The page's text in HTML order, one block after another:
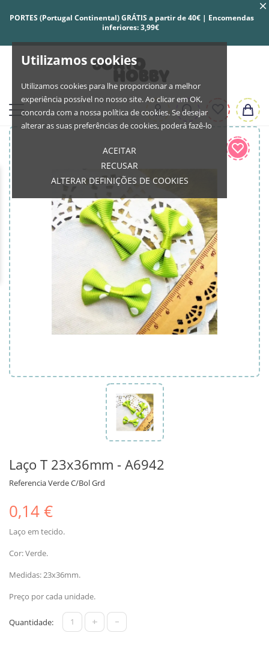
Utilizamos cookies
Utilizamos cookies para lhe proporcionar a melhor
experiência possível no nosso site. Ao clicar em OK,
concorda com a nossa política de cookies. Se desejar
alterar as suas preferências de cookies, poderá fazê-lo
ACEITAR
RECUSAR
ALTERAR DEFINIÇÕES DE COOKIES
PORTES (Portugal Continental) GRÁTIS a partir de 40€ | Encomendas
inferiores: 3,99€
Laço T 23x36mm - A6942
ReferenciaVerde C/Bol Grd
0,14 €
Laço em tecido.
Cor: Verde.
Medidas: 23x36mm.
Preço por cada unidade.
Quantidade: + -